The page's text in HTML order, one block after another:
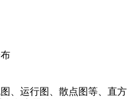
、运行图、散点图等、直方